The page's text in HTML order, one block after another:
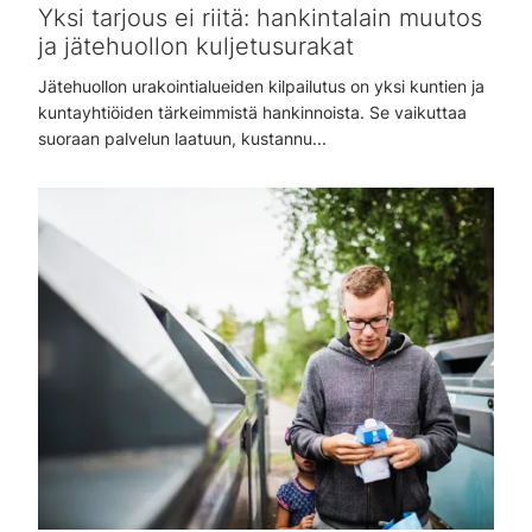
Yksi tarjous ei riitä: hankintalain muutos
ja jätehuollon kuljetusurakat
Jätehuollon urakointialueiden kilpailutus on yksi kuntien ja
kuntayhtiöiden tärkeimmistä hankinnoista. Se vaikuttaa
suoraan palvelun laatuun, kustannu...